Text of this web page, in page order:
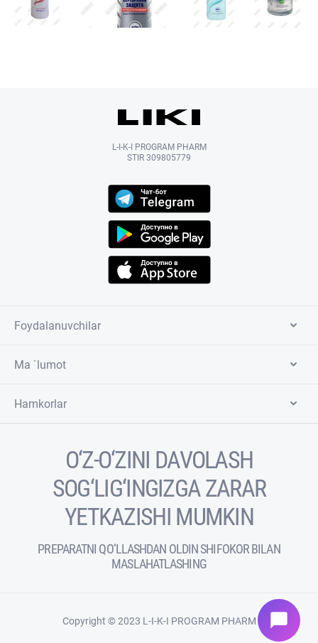
L-I-K-I PROGRAM PHARM
STIR 309805779
Foydalanuvchilar
Ma `lumot
Hamkorlar
O‘Z-O‘ZINI DAVOLASH
SOG‘LIG‘INGIZGA ZARAR
YETKAZISHI MUMKIN
PREPARATNI QO‘LLASHDAN OLDIN SHIFOKOR BILAN
MASLAHATLASHING
Copyright © 2023 L-I-K-I PROGRAM PHARM chat_bubble